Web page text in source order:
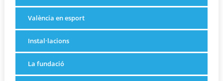
València en esport
Instal·lacions
La fundació